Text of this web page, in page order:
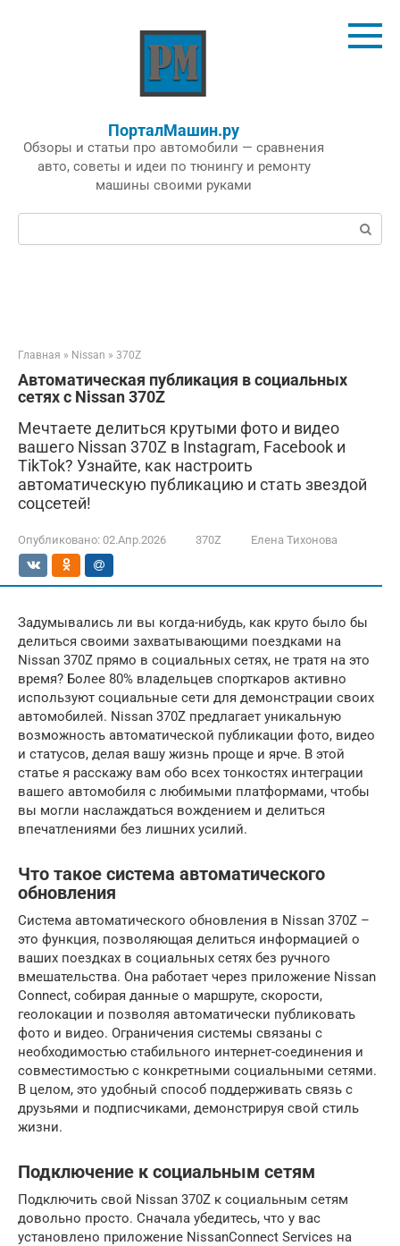
ПорталМашин.ру
Обзоры и статьи про автомобили — сравнения
авто, советы и идеи по тюнингу и ремонту
машины своими руками
Поиск:
Главная » Nissan » 370Z
Автоматическая публикация в социальных
сетях с Nissan 370Z
Мечтаете делиться крутыми фото и видео
вашего Nissan 370Z в Instagram, Facebook и
TikTok? Узнайте, как настроить
автоматическую публикацию и стать звездой
соцсетей!
Опубликовано: 02.Апр.2026 370Z Елена Тихонова
Задумывались ли вы когда-нибудь, как круто было бы
делиться своими захватывающими поездками на
Nissan 370Z прямо в социальных сетях, не тратя на это
время? Более 80% владельцев спорткаров активно
используют социальные сети для демонстрации своих
автомобилей. Nissan 370Z предлагает уникальную
возможность автоматической публикации фото, видео
и статусов, делая вашу жизнь проще и ярче. В этой
статье я расскажу вам обо всех тонкостях интеграции
вашего автомобиля с любимыми платформами, чтобы
вы могли наслаждаться вождением и делиться
впечатлениями без лишних усилий.
Что такое система автоматического
обновления
Система автоматического обновления в Nissan 370Z –
это функция, позволяющая делиться информацией о
ваших поездках в социальных сетях без ручного
вмешательства. Она работает через приложение Nissan
Connect, собирая данные о маршруте, скорости,
геолокации и позволяя автоматически публиковать
фото и видео. Ограничения системы связаны с
необходимостью стабильного интернет-соединения и
совместимостью с конкретными социальными сетями.
В целом, это удобный способ поддерживать связь с
друзьями и подписчиками, демонстрируя свой стиль
жизни.
Подключение к социальным сетям
Подключить свой Nissan 370Z к социальным сетям
довольно просто. Сначала убедитесь, что у вас
установлено приложение NissanConnect Services на